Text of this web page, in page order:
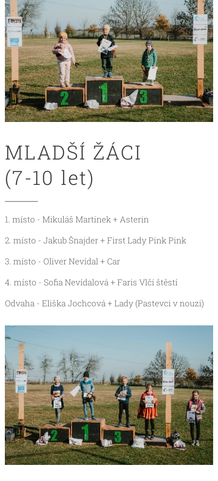
MLADŠÍ ŽÁCI
(7-10 let)
1. místo - Mikuláš Martinek + Asterin
2. místo - Jakub Šnajder + First Lady Pink Pink
3. místo - Oliver Nevídal + Car
4. místo - Sofia Nevídalová + Faris Vlčí štěstí
Odvaha - Eliška Jochcová + Lady (Pastevci v nouzi)